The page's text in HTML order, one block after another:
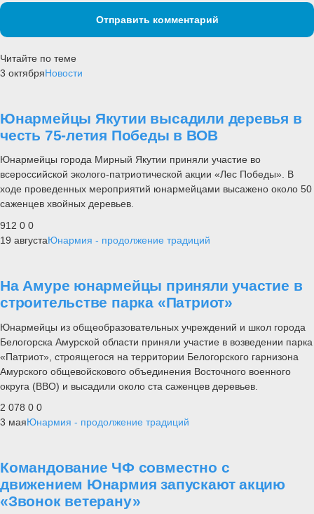
Отправить комментарий
Читайте по теме
3 октябряНовости
Юнармейцы Якутии высадили деревья в
честь 75-летия Победы в ВОВ
Юнармейцы города Мирный Якутии приняли участие во
всероссийской эколого-патриотической акции «Лес Победы». В
ходе проведенных мероприятий юнармейцами высажено около 50
саженцев хвойных деревьев.
912 0 0
19 августаЮнармия - продолжение традиций
На Амуре юнармейцы приняли участие в
строительстве парка «Патриот»
Юнармейцы из общеобразовательных учреждений и школ города
Белогорска Амурской области приняли участие в возведении парка
«Патриот», строящегося на территории Белогорского гарнизона
Амурского общевойскового объединения Восточного военного
округа (ВВО) и высадили около ста саженцев деревьев.
2 078 0 0
3 маяЮнармия - продолжение традиций
Командование ЧФ совместно с
движением Юнармия запускают акцию
«Звонок ветерану»